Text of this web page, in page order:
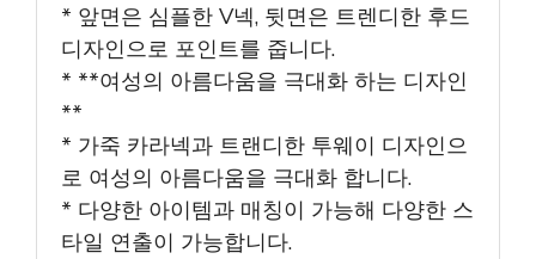
* 앞면은 심플한 V넥, 뒷면은 트렌디한 후드
디자인으로 포인트를 줍니다.
* **여성의 아름다움을 극대화 하는 디자인
**
* 가죽 카라넥과 트랜디한 투웨이 디자인으
로 여성의 아름다움을 극대화 합니다.
* 다양한 아이템과 매칭이 가능해 다양한 스
타일 연출이 가능합니다.